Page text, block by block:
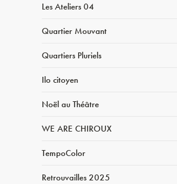
Les Ateliers 04
Quartier Mouvant
Quartiers Pluriels
Ilo citoyen
Noël au Théâtre
WE ARE CHIROUX
TempoColor
Retrouvailles 2025